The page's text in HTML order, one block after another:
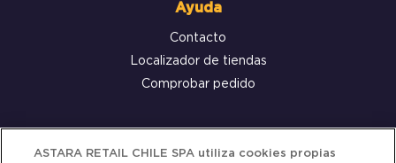
Ayuda
Contacto
Localizador de tiendas
Comprobar pedido
Servicio al cliente
ASTARA RETAIL CHILE SPA utiliza cookies propias